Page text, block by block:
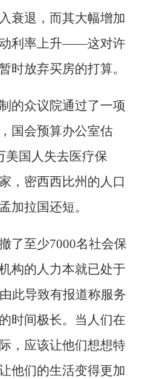
衰退，而其大幅增加
利率上升——这对许
时放弃买房的打算。
的众议院通过了一项
国会预算办公室估
美国人失去医疗保
，密西西比州的人口
加拉国还短。
了至少7000名社会保
构的人力本就已处于
此导致有报道称服务
时间极长。当人们在
，应该让他们想想特
他们的生活变得更加